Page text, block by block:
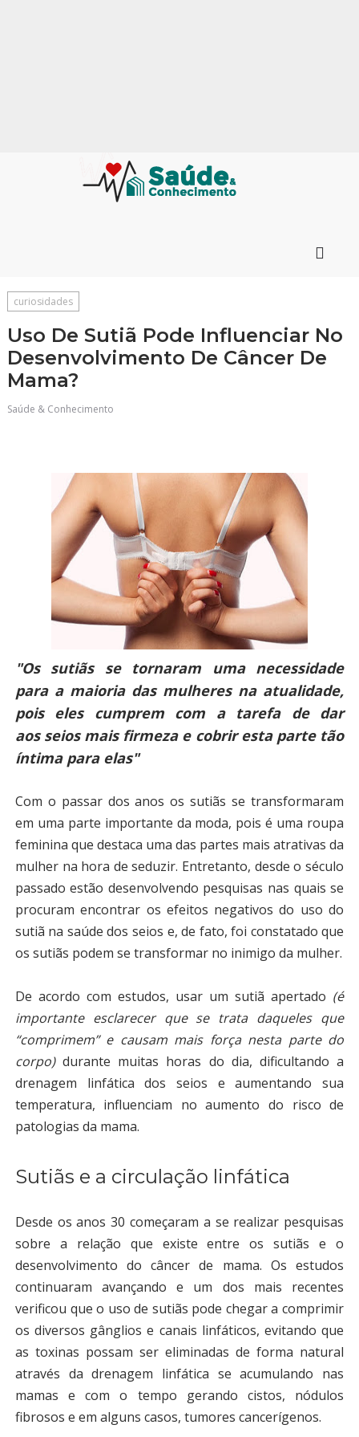
curiosidades
Uso De Sutiã Pode Influenciar No
Desenvolvimento De Câncer De
Mama?
Saúde & Conhecimento
"Os sutiãs se tornaram uma necessidade
para a maioria das mulheres na atualidade,
pois eles cumprem com a tarefa de dar
aos seios mais firmeza e cobrir esta parte tão
íntima para elas"
Com o passar dos anos os sutiãs se transformaram
em uma parte importante da moda, pois é uma roupa
feminina que destaca uma das partes mais atrativas da
mulher na hora de seduzir. Entretanto, desde o século
passado estão desenvolvendo pesquisas nas quais se
procuram encontrar os efeitos negativos do uso do
sutiã na saúde dos seios e, de fato, foi constatado que
os sutiãs podem se transformar no inimigo da mulher.
De acordo com estudos, usar um sutiã apertado (é
importante esclarecer que se trata daqueles que
“comprimem” e causam mais força nesta parte do
corpo)durante muitas horas do dia, dificultando a
drenagem linfática dos seios e aumentando sua
temperatura, influenciam no aumento do risco de
patologias da mama.
Sutiãs e a circulação linfática
Desde os anos 30 começaram a se realizar pesquisas
sobre a relação que existe entre os sutiãs e o
desenvolvimento do câncer de mama. Os estudos
continuaram avançando e um dos mais recentes
verificou que o uso de sutiãs pode chegar a comprimir
os diversos gânglios e canais linfáticos, evitando que
as toxinas possam ser eliminadas de forma natural
através da drenagem linfática se acumulando nas
mamas e com o tempo gerando cistos, nódulos
fibrosos e em alguns casos, tumores cancerígenos.